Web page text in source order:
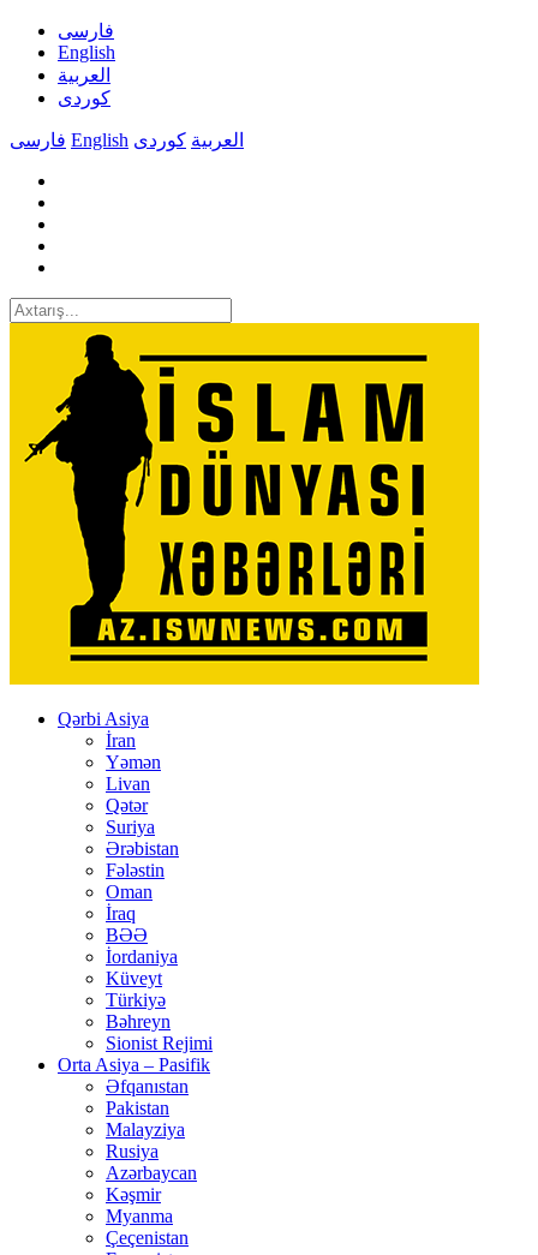
فارسی
English
العربیة
کوردی
فارسی English العربیة کوردی
Qərbi Asiya
İran
Yəmən
Livan
Qətər
Suriya
Ərəbistan
Fələstin
Oman
İraq
BƏƏ
İordaniya
Küveyt
Türkiyə
Bəhreyn
Sionist Rejimi
Orta Asiya – Pasifik
Əfqanıstan
Pakistan
Malayziya
Rusiya
Azərbaycan
Kəşmir
Myanma
Çeçenistan